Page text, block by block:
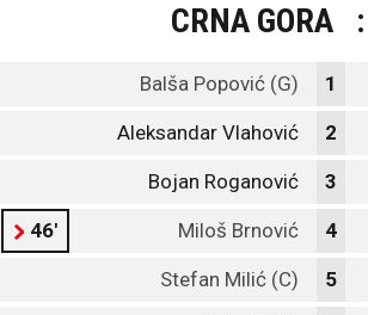
CRNA GORA :
Balša Popović (G) 1
Aleksandar Vlahović 2
Bojan Roganović 3
46' Miloš Brnović 4
Stefan Milić (C) 5